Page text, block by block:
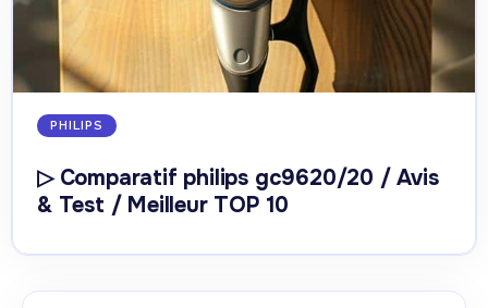
PHILIPS
▷ Comparatif philips gc9620/20 / Avis
& Test / Meilleur TOP 10